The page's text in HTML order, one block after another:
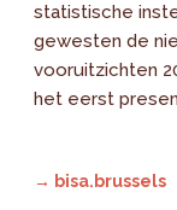
statistische
gewesten de
vooruitzichten
het eerst
→ bisa.brussels